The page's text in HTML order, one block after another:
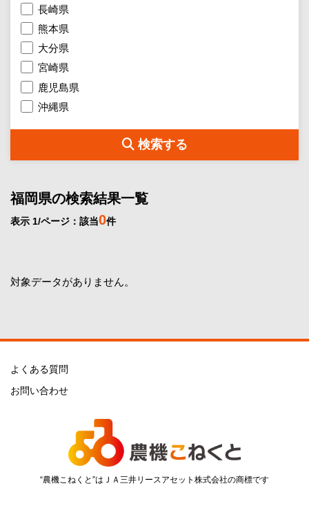
長崎県
熊本県
大分県
宮崎県
鹿児島県
沖縄県
検索する
福岡県の検索結果一覧
表示 1/ページ：該当0件
対象データがありません。
よくある質問
お問い合わせ
“農機こねくと”はＪＡ三井リースアセット株式会社の商標です